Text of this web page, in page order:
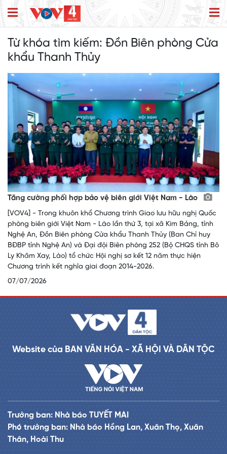
Từ khóa tìm kiếm: Đồn Biên phòng Cửa
khẩu Thanh Thủy
Tăng cường phối hợp bảo vệ biên giới Việt Nam - Lào
[VOV4] - Trong khuôn khổ Chương trình Giao lưu hữu nghị Quốc
phòng biên giới Việt Nam - Lào lần thứ 3, tại xã Kim Bảng, tỉnh
Nghệ An, Đồn Biên phòng Cửa khẩu Thanh Thủy (Ban Chỉ huy
BĐBP tỉnh Nghệ An) và Đại đội Biên phòng 252 (Bộ CHQS tỉnh Bô
Ly Khăm Xay, Lào) tổ chức Hội nghị sơ kết 12 năm thực hiện
Chương trình kết nghĩa giai đoạn 2014-2026.
07/07/2026
Website của BAN VĂN HÓA - XÃ HỘI VÀ DÂN TỘC
Trưởng ban: Nhà báo TUYẾT MAI
Phó trưởng ban: Nhà báo Hồng Lan, Xuân Thọ, Xuân
Thân, Hoài Thu